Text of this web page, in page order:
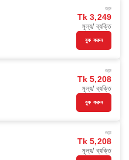
শুরু
Tk 3,249
মূল্য/ ব্যক্তি
বুক করুন
শুরু
Tk 5,208
মূল্য/ ব্যক্তি
বুক করুন
শুরু
Tk 5,208
মূল্য/ ব্যক্তি